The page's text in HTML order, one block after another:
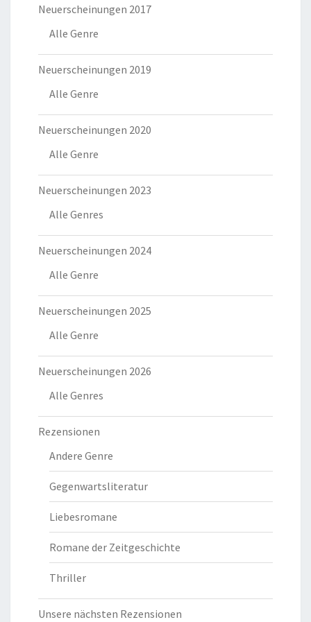
Neuerscheinungen 2017
Alle Genre
Neuerscheinungen 2019
Alle Genre
Neuerscheinungen 2020
Alle Genre
Neuerscheinungen 2023
Alle Genres
Neuerscheinungen 2024
Alle Genre
Neuerscheinungen 2025
Alle Genre
Neuerscheinungen 2026
Alle Genres
Rezensionen
Andere Genre
Gegenwartsliteratur
Liebesromane
Romane der Zeitgeschichte
Thriller
Unsere nächsten Rezensionen